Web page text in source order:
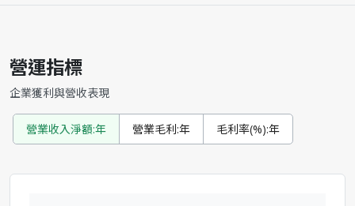
營運指標
企業獲利與營收表現
營業收入淨額:年 營業毛利:年 毛利率(%):年